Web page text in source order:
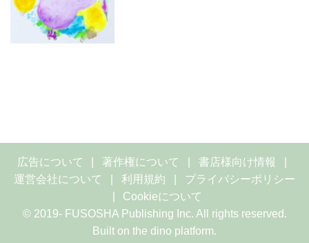
広告について 著作権について
書店様向け情報
運営会社について
利用規約
プライバシーポリシー
Cookieについて
© 2019- FUSOSHA Publishing Inc. All rights reserved.
Built on the dino platform.